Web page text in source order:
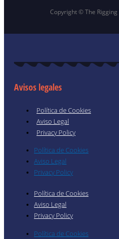
Copyright © The
Avisos legales
Política de Cookies
Aviso Legal
Privacy Policy
Política de Cookies
Aviso Legal
Privacy Policy
Política de Cookies
Aviso Legal
Privacy Policy
Política de Cookies